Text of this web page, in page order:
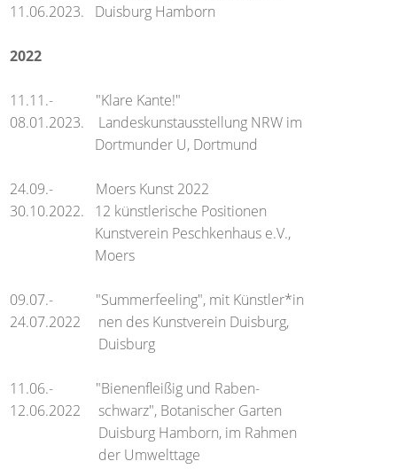
11.06.2023. Duisburg Hamborn
2022
11.11.- "Klare Kante!"
08.01.2023. Landeskunstausstellung NRW im
Dortmunder U, Dortmund
24.09.- Moers Kunst 2022
30.10.2022. 12 künstlerische Positionen
Kunstverein Peschkenhaus e.V.,
Moers
09.07.- "Summerfeeling", mit Künstler*in
24.07.2022 nen des Kunstverein Duisburg,
Duisburg
11.06.- "Bienenfleißig und Raben-
12.06.2022 schwarz", Botanischer Garten
Duisburg Hamborn, im Rahmen
der Umwelttage